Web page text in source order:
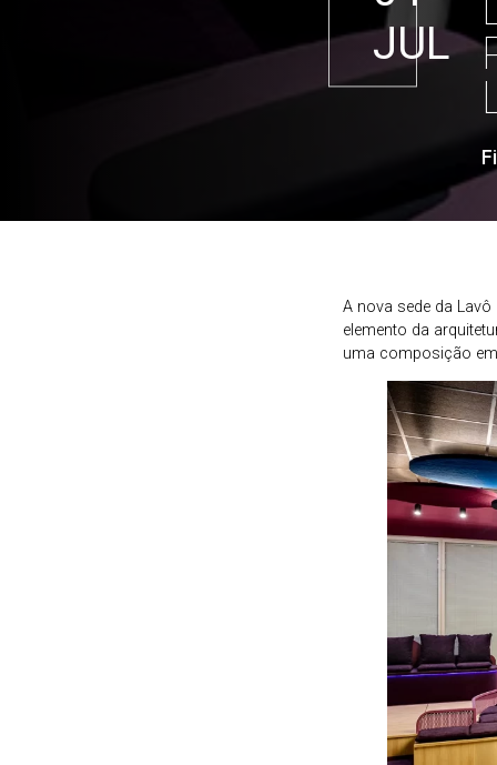
JUL
A nova sede da
elemento da
uma composição